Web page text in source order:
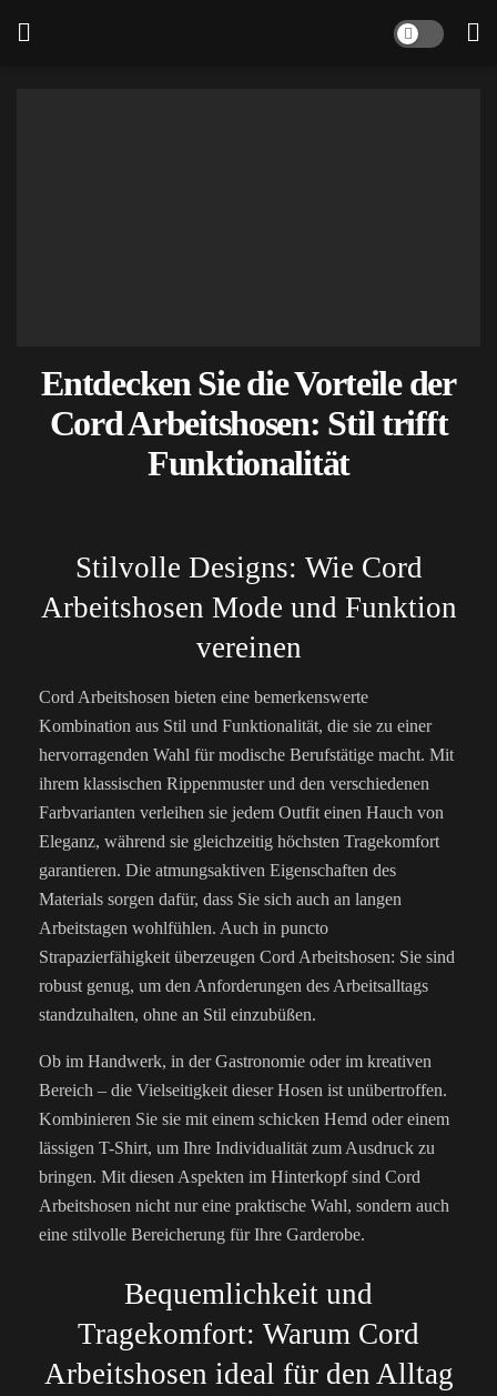
Entdecken Sie die Vorteile der
Cord Arbeitshosen: Stil trifft
Funktionalität
Stilvolle Designs: Wie Cord
Arbeitshosen Mode und Funktion
vereinen
Cord Arbeitshosen bieten eine bemerkenswerte
Kombination aus Stil und Funktionalität, die sie zu einer
hervorragenden Wahl für modische Berufstätige macht. Mit
ihrem klassischen Rippenmuster und den verschiedenen
Farbvarianten verleihen sie jedem Outfit einen Hauch von
Eleganz, während sie gleichzeitig höchsten Tragekomfort
garantieren. Die atmungsaktiven Eigenschaften des
Materials sorgen dafür, dass Sie sich auch an langen
Arbeitstagen wohlfühlen. Auch in puncto
Strapazierfähigkeit überzeugen Cord Arbeitshosen: Sie sind
robust genug, um den Anforderungen des Arbeitsalltags
standzuhalten, ohne an Stil einzubüßen.
Ob im Handwerk, in der Gastronomie oder im kreativen
Bereich – die Vielseitigkeit dieser Hosen ist unübertroffen.
Kombinieren Sie sie mit einem schicken Hemd oder einem
lässigen T-Shirt, um Ihre Individualität zum Ausdruck zu
bringen. Mit diesen Aspekten im Hinterkopf sind Cord
Arbeitshosen nicht nur eine praktische Wahl, sondern auch
eine stilvolle Bereicherung für Ihre Garderobe.
Bequemlichkeit und
Tragekomfort: Warum Cord
Arbeitshosen ideal für den Alltag